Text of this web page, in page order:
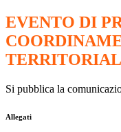
EVENTO DI
Si pubblica la
Allegati